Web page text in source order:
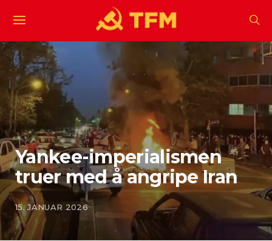
Yankee-imperialismen
truer med å angripe Iran
15. JANUAR 2026